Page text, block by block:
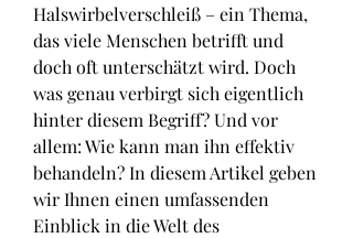
Halswirbelverschleiß – ein Thema,
das viele Menschen betrifft und
doch oft unterschätzt wird. Doch
was genau verbirgt sich eigentlich
hinter diesem Begriff? Und vor
allem: Wie kann man ihn effektiv
behandeln? In diesem Artikel geben
wir Ihnen einen umfassenden
Einblick in die Welt des